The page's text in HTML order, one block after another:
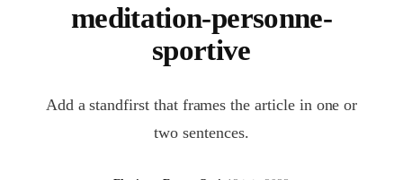
meditation-personne-
sportive
Add a standfirst that frames the article in one or
two sentences.